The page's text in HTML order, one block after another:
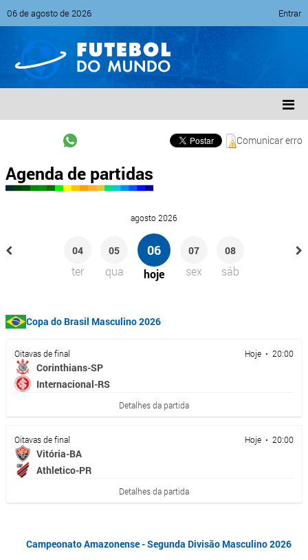
06 de agosto de 2026 Entrar
Comunicar erro
Agenda de partidas
agosto 2026
04
ter
05
qua
06
hoje
07
sex
08
sáb
Copa do Brasil Masculino 2026
Oitavas de final Hoje • 20:00
Corinthians-SP
Internacional-RS
Detalhes da partida
Oitavas de final Hoje • 20:00
Vitória-BA
Athletico-PR
Detalhes da partida
Campeonato Amazonense - Segunda Divisão Masculino 2026